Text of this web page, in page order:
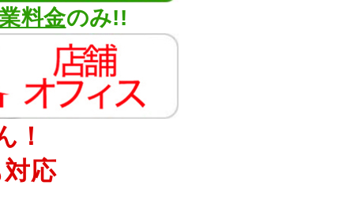
料金のみ!!
！
応